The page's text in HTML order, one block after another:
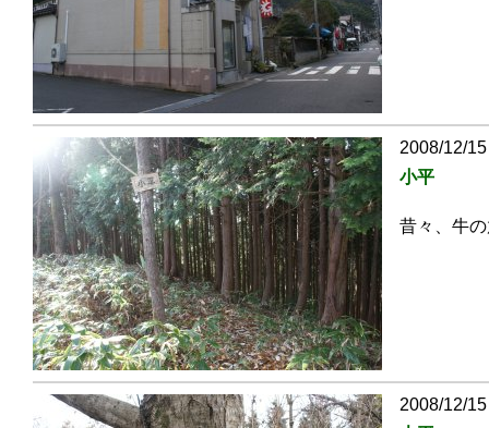
2008/12/
小平
昔々、牛
2008/12/